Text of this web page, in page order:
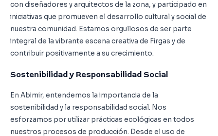
con diseñadores y arquitectos de la zona, y participado en
iniciativas que promueven el desarrollo cultural y social de
nuestra comunidad. Estamos orgullosos de ser parte
integral de la vibrante escena creativa de Firgas y de
contribuir positivamente a su crecimiento.
Sostenibilidad y Responsabilidad Social
En Abimir, entendemos la importancia de la
sostenibilidad y la responsabilidad social. Nos
esforzamos por utilizar prácticas ecológicas en todos
nuestros procesos de producción. Desde el uso de